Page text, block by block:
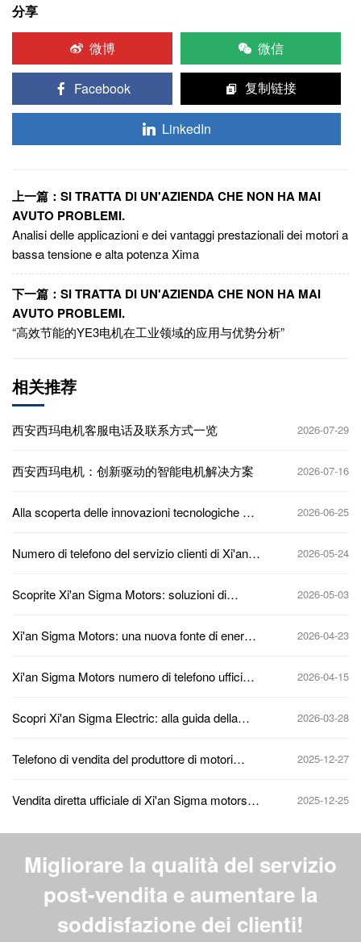
分享
微博
微信
Facebook 复制链接
LinkedIn
上一篇：SI TRATTA DI UN'AZIENDA CHE NON HA MAI
AVUTO PROBLEMI.
Analisi delle applicazioni e dei vantaggi prestazionali dei motori a
bassa tensione e alta potenza Xima
下一篇：SI TRATTA DI UN'AZIENDA CHE NON HA MAI
AVUTO PROBLEMI.
“高效节能的YE3电机在工业领域的应用与优势分析”
相关推荐
西安西玛电机客服电话及联系方式一览 2026-07-29
西安西玛电机：创新驱动的智能电机解决方案 2026-07-16
Alla scoperta delle innovazioni tecnologiche e
2026-06-25
Numero di telefono del servizio clienti di Xi'an
2026-05-24
Scoprite Xi'an Sigma Motors: soluzioni di
2026-05-03
Xi'an Sigma Motors: una nuova fonte di energia
2026-04-23
Xi'an Sigma Motors numero di telefono ufficiale
2026-04-15
Scopri Xi'an Sigma Electric: alla guida della
2026-03-28
Telefono di vendita del produttore di motori
2025-12-27
Vendita diretta ufficiale di Xi'an Sigma motors:
2025-12-25
Migliorare la qualità del servizio
post-vendita e aumentare la
soddisfazione dei clienti!